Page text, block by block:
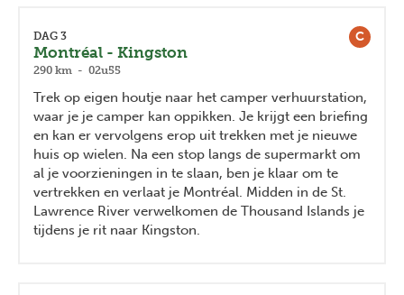
C
DAG 3
Montréal - Kingston
290 km - 02u55
Trek op eigen houtje naar het camper verhuurstation,
waar je je camper kan oppikken. Je krijgt een briefing
en kan er vervolgens erop uit trekken met je nieuwe
huis op wielen. Na een stop langs de supermarkt om
al je voorzieningen in te slaan, ben je klaar om te
vertrekken en verlaat je Montréal. Midden in de St.
Lawrence River verwelkomen de Thousand Islands je
tijdens je rit naar Kingston.